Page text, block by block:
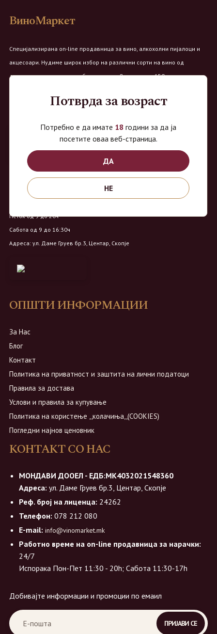
ВиноМаркет
Специјализирана on-line продавница за вино, алкохолни пијалоци и
акцесоари. Нудиме широк избор на различни сорти на вино од
домашните винарии, со избор на преку 8 винарии и 150 различни
Продавница на Вино Маркет:
Работно време:
Петок од 9 до 20ч
Сабота од 9 до 16:30ч
Адреса: ул. Даме Груев бр.3, Центар, Скопје
ОПШТИ ИНФОРМАЦИИ
За Нас
Блог
Контакт
Политика на приватност и заштита на лични податоци
Правила за достава
Услови и правила за купување
Политика на користење ,,колачиња,,(COOKIES)
Погледни најнов ценовник
КОНТАКТ СО НАС
МОНДАВИ ДООЕЛ - ЕДБ:МК4032021548360
Адреса: ул. Даме Груев бр.3, Центар, Скопје
Реф. број на лиценца: 24262
Телефон: 078 212 080
E-mail: info@vinomarket.mk
Работно време на on-line продавница за нарачки:
24/7
Испорака Пон-Пет 11:30 - 20h; Сабота 11:30-17h
Добивајте информации и промоции по емаил
Потврда за возраст
Потребно е да имате 18 години за да ја
посетите оваа веб-страница.
ДА
НЕ